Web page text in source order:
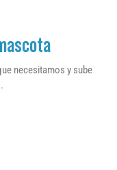
necesitamos y sube